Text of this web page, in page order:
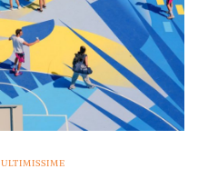
ULTIMISSIME